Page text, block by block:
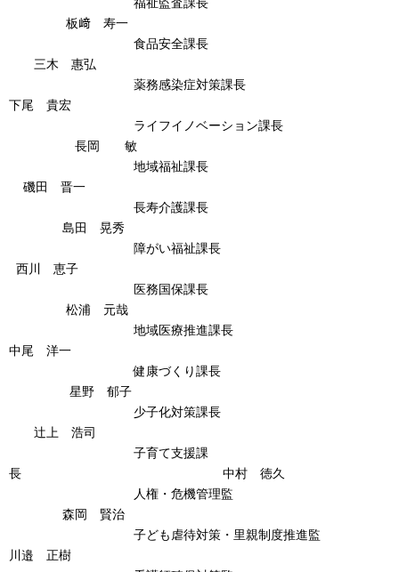
福祉監査課長
板﨑 寿一
食品安全課長
三木 惠弘
薬務感染症対策課長
下尾 貴宏
ライフイノベーション課長
長岡 敏
地域福祉課長
磯田 晋一
長寿介護課長
島田 晃秀
障がい福祉課長
西川 恵子
医務国保課長
松浦 元哉
地域医療推進課長
中尾 洋一
健康づくり課長
星野 郁子
少子化対策課長
辻上 浩司
子育て支援課
長 中村 徳久
人権・危機管理監
森岡 賢治
子ども虐待対策・里親制度推進監
川邉 正樹